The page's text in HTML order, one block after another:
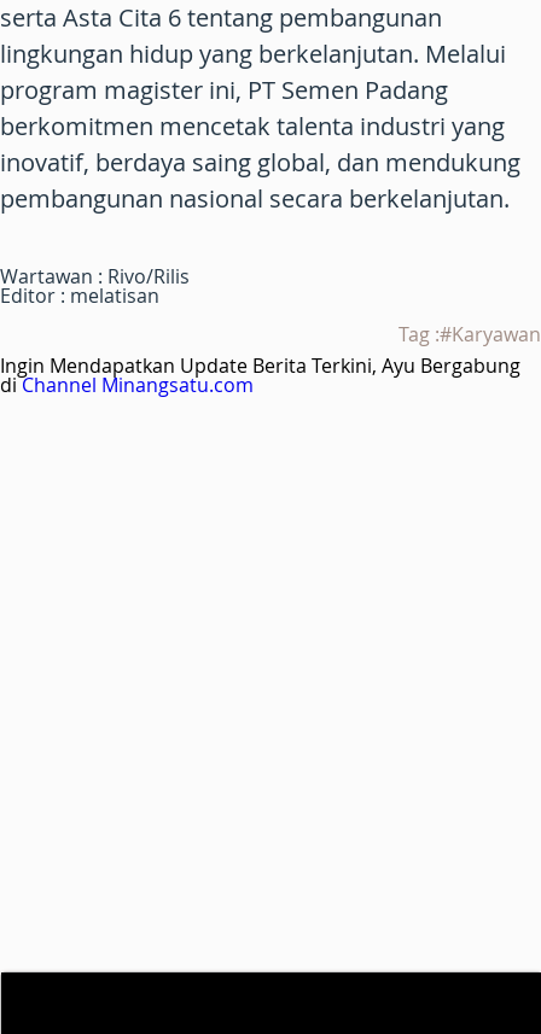
serta Asta Cita 6 tentang pembangunan
lingkungan hidup yang berkelanjutan. Melalui
program magister ini, PT Semen Padang
berkomitmen mencetak talenta industri yang
inovatif, berdaya saing global, dan mendukung
pembangunan nasional secara berkelanjutan.
Wartawan : Rivo/Rilis
Editor : melatisan
Tag :#Karyawan
Ingin Mendapatkan Update Berita Terkini, Ayu Bergabung
diChannel Minangsatu.com